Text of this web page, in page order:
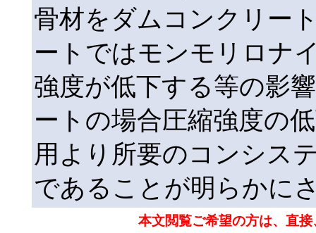
骨材をダムコンクリー
ートではモンモリロナ
強度が低下する等の影
ートの場合圧縮強度の
用より所要のコンシス
であることが明らかに
本文閲覧ご希望の方は、直